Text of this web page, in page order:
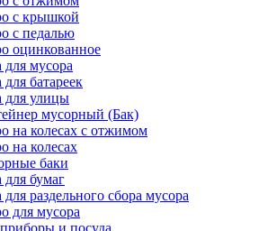
с крышкой
с педалью
оцинкованное
для мусора
батареек
для улицы
мусорный (Бак)
на колесах с отжимом
на колесах
баки
для бумаг
раздельного сбора мусора
для мусора
и посуда